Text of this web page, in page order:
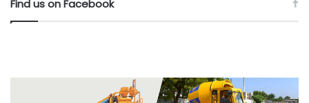
Find us on Facebook